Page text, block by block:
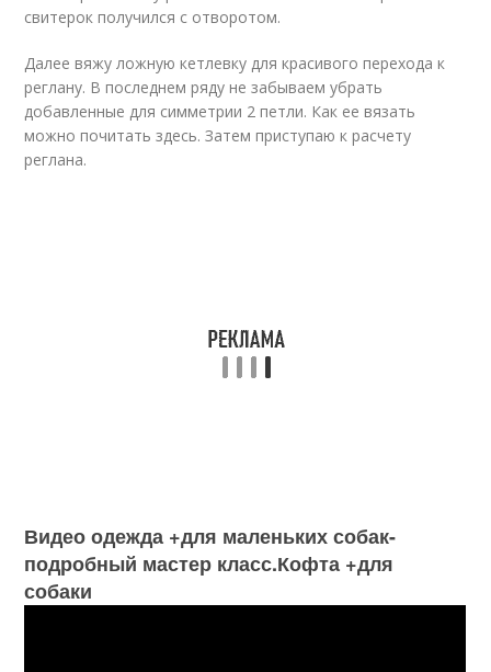
свитерок получился с отворотом.
Далее вяжу ложную кетлевку для красивого перехода к
реглану. В последнем ряду не забываем убрать
добавленные для симметрии 2 петли. Как ее вязать
можно почитать здесь. Затем приступаю к расчету
реглана.
Видео одежда +для маленьких собак-
подробный мастер класс.Кофта +для
собаки